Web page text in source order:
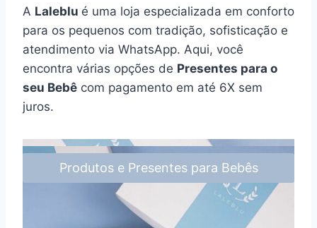
A Laleblu é uma loja especializada em conforto
para os pequenos com tradição, sofisticação e
atendimento via WhatsApp. Aqui, você
encontra várias opções de Presentes para o
seu Bebê com pagamento em até 6X sem
juros.
Produtos e Presentes para Bebês